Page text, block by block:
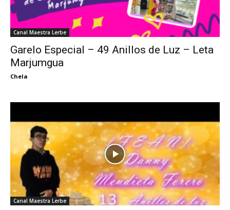
Canal Maestra Lerbe
Garelo Especial – 49 Anillos de Luz – Leta
Marjumgua
Chela
Canal Maestra Lerbe